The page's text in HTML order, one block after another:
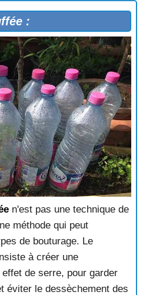
:
n'est pas une technique de
méthode qui peut
de bouturage. Le
à créer une
de serre, pour garder
éviter le dessèchement des